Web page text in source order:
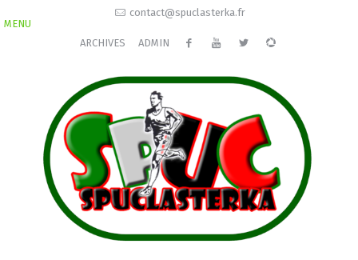
contact@spuclasterka.fr
ARCHIVES ADMIN
MENU